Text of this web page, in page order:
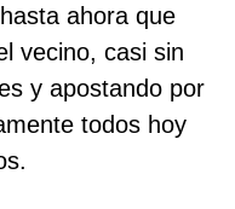
ahora que
vecino, casi sin
y apostando por
todos hoy